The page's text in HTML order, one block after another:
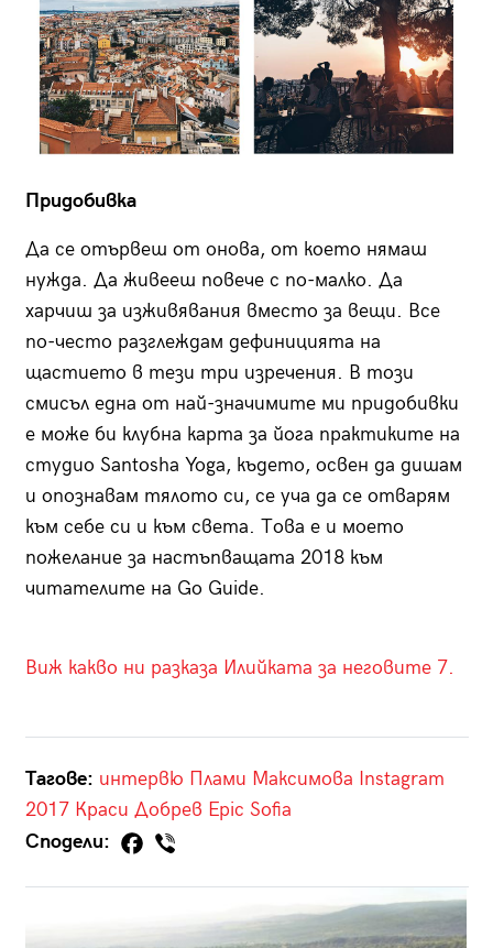
Придобивка
Да се отървеш от онова, от което нямаш
нужда. Да живееш повече с по-малко. Да
харчиш за изживявания вместо за вещи. Все
по-често разглеждам дефиницията на
щастието в тези три изречения. В този
смисъл една от най-значимите ми придобивки
е може би клубна карта за йога практиките на
студио Santosha Yoga, където, освен да дишам
и опознавам тялото си, се уча да се отварям
към себе си и към света. Това е и моето
пожелание за настъпващата 2018 към
читателите на Go Guide.
Виж какво ни разказа Илийката за неговите 7.
Тагове: интервю Плами Максимова Instagram
2017 Краси Добрев Epic Sofia
Сподели: